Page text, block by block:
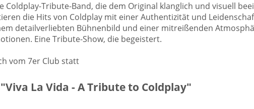
Coldplay-Tribute-Band, die dem Original klanglich und visuell
die Hits von Coldplay mit einer Authentizität und
detailverliebten Bühnenbild und einer mitreißenden
Eine Tribute-Show, die begeistert.
vom 7er Club statt
La Vida - A Tribute to Coldplay"